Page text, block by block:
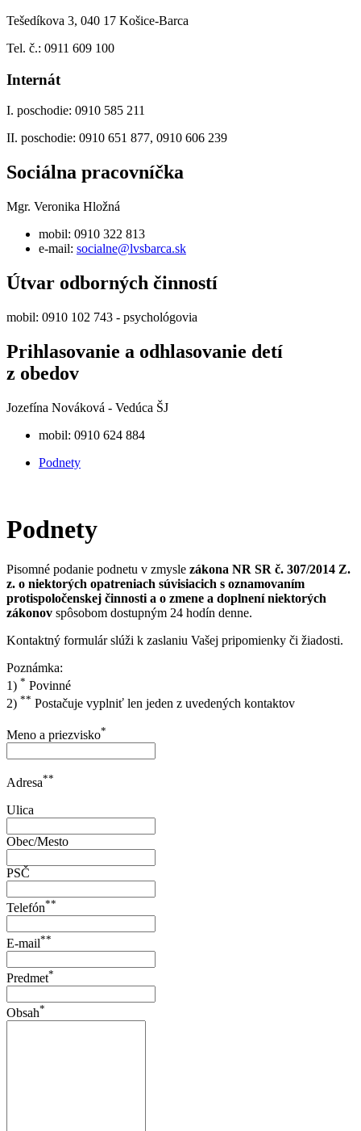
Tešedíkova 3, 040 17 Košice-Barca
Tel. č.: 0911 609 100
Internát
I. poschodie: 0910 585 211
II. poschodie: 0910 651 877, 0910 606 239
Sociálna pracovníčka
Mgr. Veronika Hložná
mobil: 0910 322 813
e-mail: socialne@lvsbarca.sk
Útvar odborných činností
mobil: 0910 102 743 - psychológovia
Prihlasovanie a odhlasovanie detí
z obedov
Jozefína Nováková - Vedúca ŠJ
mobil: 0910 624 884
Podnety
Podnety
Pisomné podanie podnetu v zmysle zákona NR SR č. 307/2014 Z.
z. o niektorých opatreniach súvisiacich s oznamovaním
protispoločenskej činnosti a o zmene a doplnení niektorých
zákonov spôsobom dostupným 24 hodín denne.
Kontaktný formulár slúži k zaslaniu Vašej pripomienky či žiadosti.
Poznámka:
1) * Povinné
2) ** Postačuje vyplniť len jeden z uvedených kontaktov
Meno a priezvisko*
Adresa**
Ulica
Obec/Mesto
PSČ
Telefón**
E-mail**
Predmet*
Obsah*